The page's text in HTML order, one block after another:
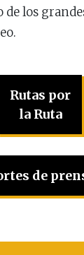
de los
Rutas por
la Ruta
de